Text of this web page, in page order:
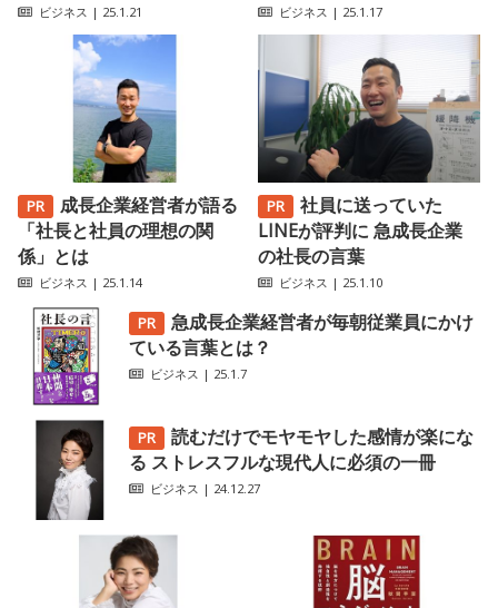
ビジネス | 25.1.21 ビジネス | 25.1.17
成長企業経営者が語る
「社長と社員の理想の関
係」とは
ビジネス | 25.1.14
社員に送っていた
LINEが評判に 急成長企業
の社長の言葉
ビジネス | 25.1.10
急成長企業経営者が毎朝従業員にかけ
ている言葉とは？
ビジネス | 25.1.7
読むだけでモヤモヤした感情が楽にな
る ストレスフルな現代人に必須の一冊
ビジネス | 24.12.27